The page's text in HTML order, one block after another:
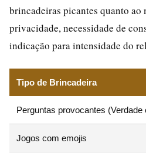
brincadeiras picantes quanto ao
privacidade, necessidade de
indicação para intensidade do
Tipo de Brincadeira
Perguntas provocantes (Verdade
Jogos com emojis